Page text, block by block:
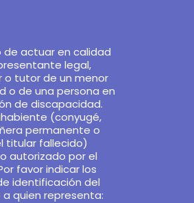
de actuar en calidad
legal,
o tutor de un menor
o de una persona en
de discapacidad.
(conyugé,
permanente o
titular fallecido)
autorizado por el
favor indicar los
identificación del
quien representa: